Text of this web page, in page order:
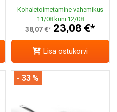
Kohaletoimetamine vahemikus
11/08 kuni 12/08
38,07 €* 23,08 €*
Lisa ostukorvi
- 33 %